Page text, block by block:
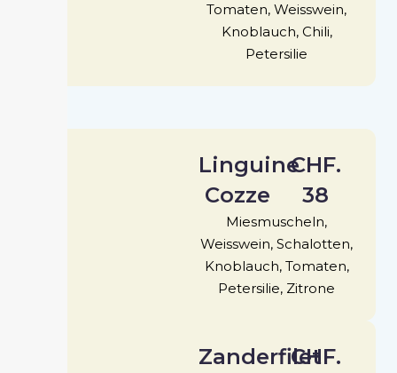
Tomaten, Weisswein,
Knoblauch, Chili,
Petersilie
Linguine
Cozze
CHF.
38
Miesmuscheln,
Weisswein, Schalotten,
Knoblauch, Tomaten,
Petersilie, Zitrone
Zanderfilet
CHF.